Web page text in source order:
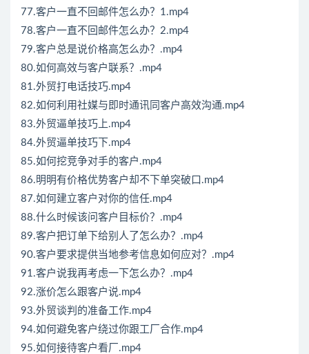
77.客户一直不回邮件怎么办？1.mp4
78.客户一直不回邮件怎么办？2.mp4
79.客户总是说价格高怎么办？.mp4
80.如何高效与客户联系？.mp4
81.外贸打电话技巧.mp4
82.如何利用社媒与即时通讯同客户高效沟通.mp4
83.外贸逼单技巧上.mp4
84.外贸逼单技巧下.mp4
85.如何挖竞争对手的客户.mp4
86.明明有价格优势客户却不下单突破口.mp4
87.如何建立客户对你的信任.mp4
88.什么时候该问客户目标价？.mp4
89.客户把订单下给别人了怎么办？.mp4
90.客户要求提供当地参考信息如何应对？.mp4
91.客户说我再考虑一下怎么办？.mp4
92.涨价怎么跟客户说.mp4
93.外贸谈判的准备工作.mp4
94.如何避免客户绕过你跟工厂合作.mp4
95.如何接待客户看厂.mp4